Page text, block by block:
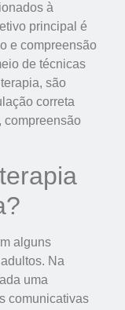
à
principal é
e compreensão
de técnicas
são
correta
compreensão
alguns
Na
uma
comunicativas